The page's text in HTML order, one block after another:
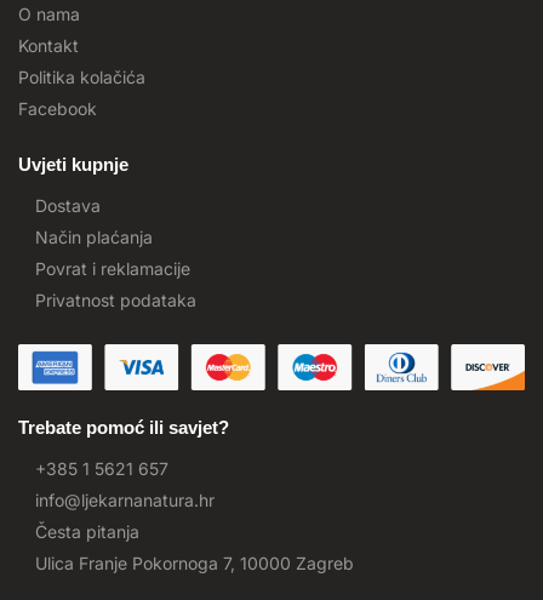
O nama
Kontakt
Politika kolačića
Facebook
Uvjeti kupnje
Dostava
Način plaćanja
Povrat i reklamacije
Privatnost podataka
Trebate pomoć ili savjet?
+385 1 5621 657
info@ljekarnanatura.hr
Česta pitanja
Ulica Franje Pokornoga 7, 10000 Zagreb